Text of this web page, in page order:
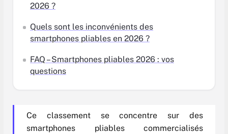
2026 ?
Quels sont les inconvénients des
smartphones pliables en 2026 ?
FAQ – Smartphones pliables 2026 : vos
questions
Ce classement se concentre sur des
smartphones pliables commercialisés